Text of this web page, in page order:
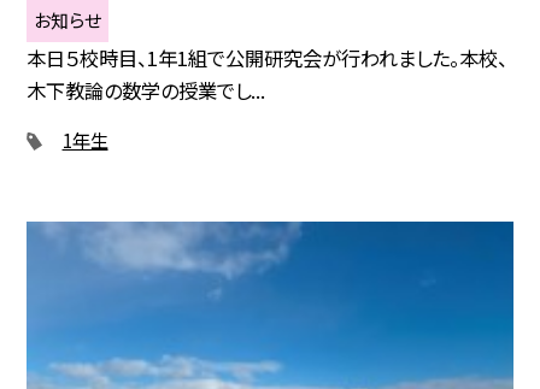
お知らせ
本日５校時目、1年1組で公開研究会が行われました。本校、
木下教論の数学の授業でし...
1年生